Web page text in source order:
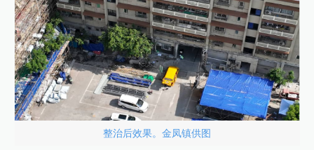
整治后效果。金凤镇供图